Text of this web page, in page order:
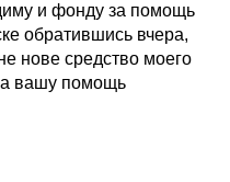
и фонду за помощь
обратившись вчера,
нове средство моего
вашу помощь